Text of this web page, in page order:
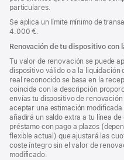
particulares.
Se aplica un límite mínimo de
4.000 €.
Renovación de tu dispositivo con
Tu valor de renovación se puede
dispositivo válido o a la liquidación
real reconocido se basa en la
coincida con la descripción
envías tu dispositivo de
aceptar una estimación
añadirá un saldo extra a tu línea
préstamo con pago a plazos
flexible actual) que ajustará las
coste íntegro sin el valor de
modificado.